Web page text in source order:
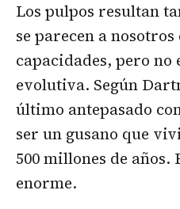
Los pulpos resultan
se parecen a nosotros
capacidades, pero
evolutiva. Según
último antepasado
ser un gusano que
500 millones de años.
enorme.